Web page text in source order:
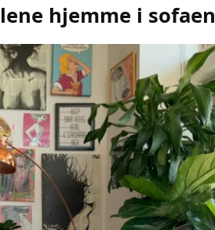
hjemme i sofaen